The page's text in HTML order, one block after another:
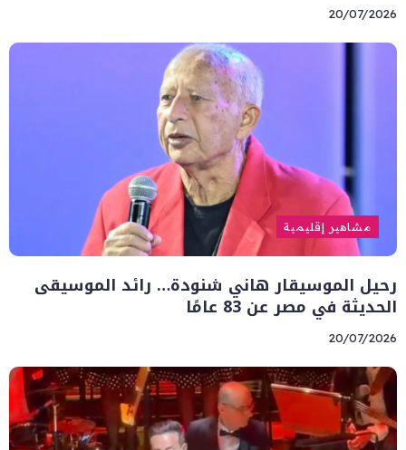
20/07/2026
مشاهير إقليمية
رحيل الموسيقار هاني شنودة… رائد الموسيقى
الحديثة في مصر عن 83 عامًا
20/07/2026